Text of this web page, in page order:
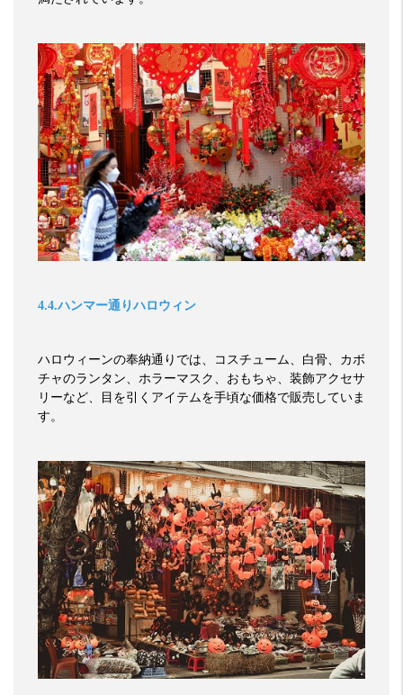
4.4.ハンマー通りハロウィン
ハロウィーンの奉納通りでは、コスチューム、白骨、カボ
チャのランタン、ホラーマスク、おもちゃ、装飾アクセサ
リーなど、目を引くアイテムを手頃な価格で販売していま
す。